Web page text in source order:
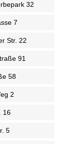
32
7
Str. 22
91
58
2
16
5